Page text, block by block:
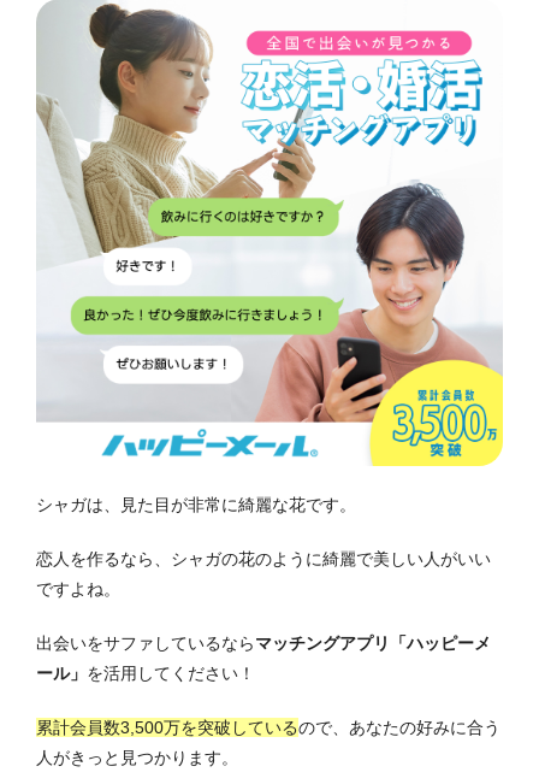
シャガは、見た目が非常に綺麗な花です。
恋人を作るなら、シャガの花のように綺麗で美しい人がいい
ですよね。
出会いをサファしているならマッチングアプリ「ハッピーメ
ール」 を活用してください！
累計会員数3,500万を突破しているので、あなたの好みに合う
人がきっと見つかります。